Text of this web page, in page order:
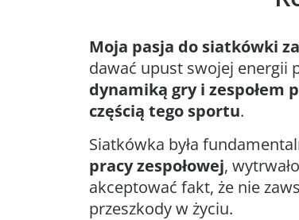
Moja pasja do siatkówki
dawać upust swojej energii
dynamiką gry i zespołem
częścią tego sportu.
Siatkówka była
pracy zespołowej,
akceptować fakt, że nie
przeszkody w życiu.